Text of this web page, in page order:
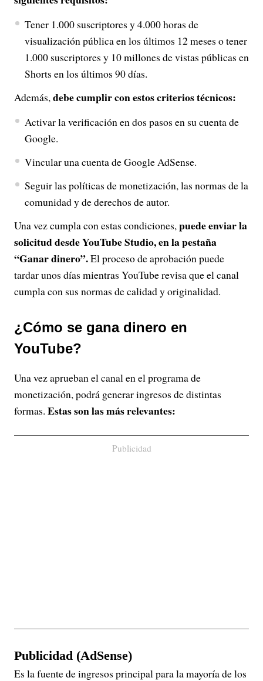
Tener 1.000 suscriptores y 4.000 horas de
visualización pública en los últimos 12 meses o tener
1.000 suscriptores y 10 millones de vistas públicas en
Shorts en los últimos 90 días.
Además,debe cumplir con estos criterios técnicos:
Activar la verificación en dos pasos en su cuenta de
Google.
Vincular una cuenta de Google AdSense.
Seguir las políticas de monetización, las normas de la
comunidad y de derechos de autor.
Una vez cumpla con estas condiciones,puede enviar la
solicitud desde YouTube Studio, en la pestaña
“Ganar dinero”.El proceso de aprobación puede
tardar unos días mientras YouTube revisa que el canal
cumpla con sus normas de calidad y originalidad.
¿Cómo se gana dinero en
YouTube?
Una vez aprueban el canal en el programa de
monetización, podrá generar ingresos de distintas
formas. Estas son las más relevantes:
Publicidad
Publicidad (AdSense)
Es la fuente de ingresos principal para la mayoría de los